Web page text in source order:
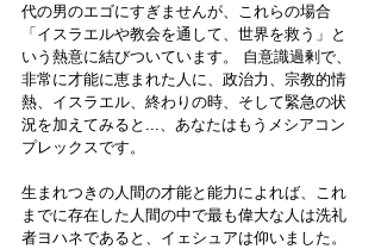
代の男のエゴにすぎませんが、これらの場合
「イスラエルや教会を通して、世界を救う」と
いう熱意に結びついています。 自意識過剰で、
非常に才能に恵まれた人に、政治力、宗教的情
熱、イスラエル、終わりの時、そして緊急の状
況を加えてみると...、あなたはもうメシアコン
プレックスです。
生まれつきの人間の才能と能力によれば、これ
までに存在した人間の中で最も偉大な人は洗礼
者ヨハネであると、イェシュアは仰いました。